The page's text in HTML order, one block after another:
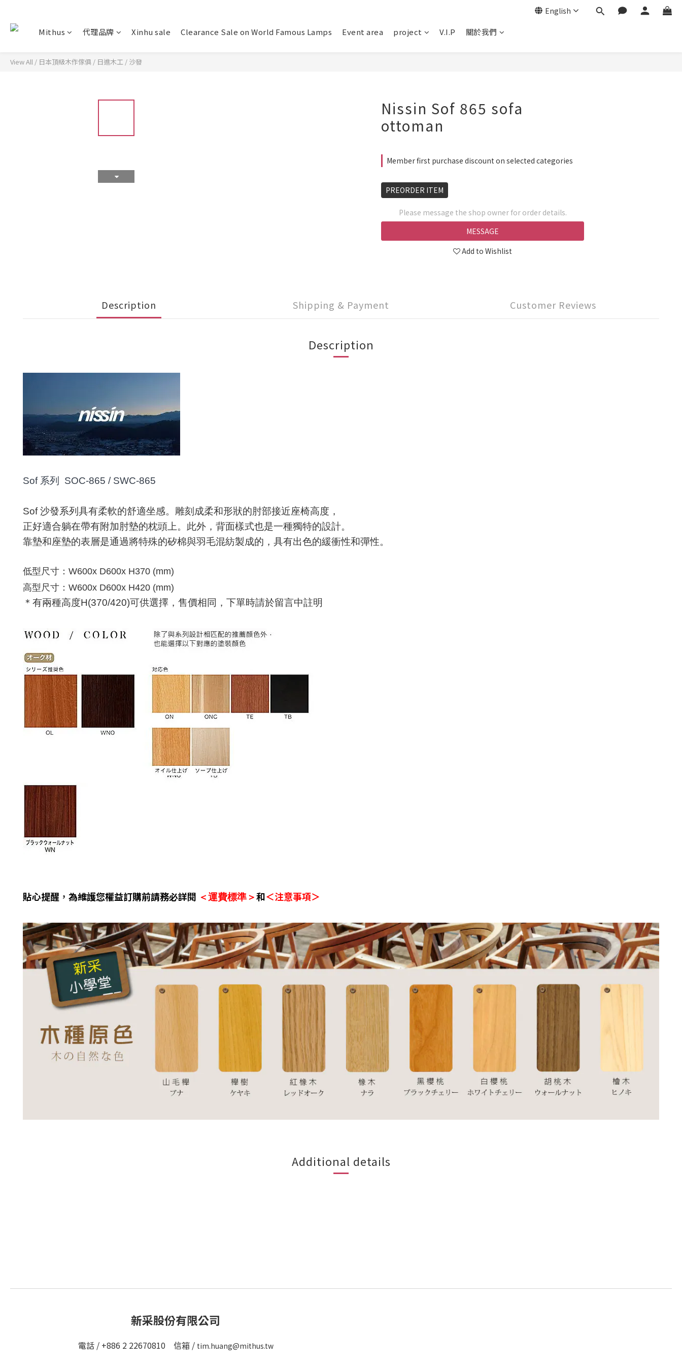
English
Mithus 代理品牌 Xinhu sale Clearance Sale on World Famous Lamps Event area project V.I.P 關於我們
View All / 日本頂級木作傢俱 / 日進木工 / 沙發
Nissin Sof 865 sofa
ottoman
Member first purchase discount on selected categories
PREORDER ITEM
Please message the shop owner for order details.
MESSAGE
Add to Wishlist
Description Shipping & Payment Customer Reviews
Description
Sof 系列 SOC-865 / SWC-865
Sof沙發系列具有柔軟的舒適坐感。 雕刻成柔和形狀的肘部接近座椅高度，
正好適合躺在帶有附加肘墊的枕頭上。此外，背面樣式也是一種獨特的設計。
靠墊和座墊的表層是通過將特殊的矽棉與羽毛混紡製成的，具有出色的緩衝性和彈性。
低型尺寸： W600x D600x H370 (mm)
高型尺寸： W600x D600x H420 (mm)
＊有兩種高度H(370/420)可供選擇，售價相同，下單時請於留言中註明
貼心提醒 ， 為維護您權益訂購前請務必詳閱 ＜運費標準＞和＜注意事項＞
Additional details
新采股份有限公司
電話 / +886 2 22670810 信箱 / tim.huang@mithus.tw